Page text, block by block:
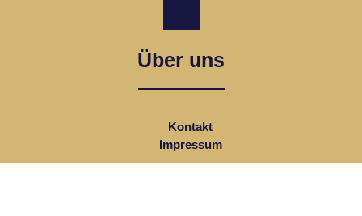
Über uns
Kontakt
Impressum